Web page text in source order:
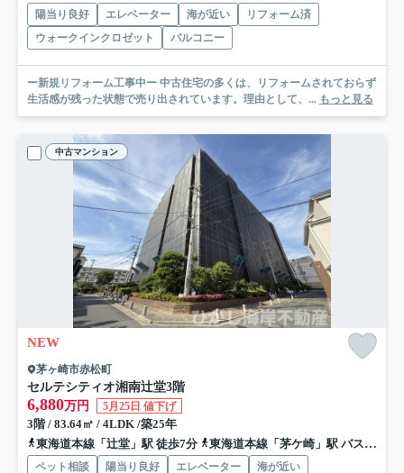
陽当り良好 エレベーター 海が近い
リフォーム済
ウォークインクロゼット
バルコニー
ー新規リフォーム工事中ー 中古住宅の多くは、リフォームされておらず
生活感が残った状態で売り出されています。理由として、... もっと見る
中古マンション
NEW
茅ヶ崎市赤松町
セルテシティオ湘南辻堂3階
6,880万円 5月25日 値下げ
3階 / 83.64㎡ / 4LDK /築25年
東海道本線「辻堂」駅 徒歩7分
東海道本線「茅ケ崎」駅 バス19分 神奈川中央交通「神台公園前」 停歩7分
ペット相談 陽当り良好 エレベーター
海が近い